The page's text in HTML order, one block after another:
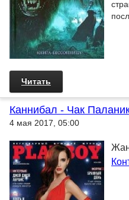
Читать
Каннибал - Чак
4 мая 2017, 05:00